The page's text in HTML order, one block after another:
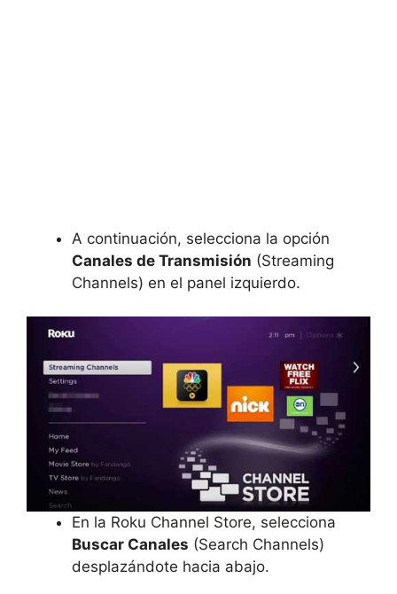
A continuación, selecciona la opción
Canales de Transmisión (Streaming
Channels) en el panel izquierdo.
En la Roku Channel Store, selecciona
Buscar Canales (Search Channels)
desplazándote hacia abajo.